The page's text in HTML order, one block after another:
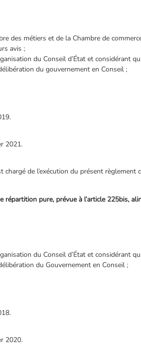
des métiers et de la Chambre de
avis ;
du Conseil d’État et considérant
du gouvernement en Conseil ;
2021.
de l’exécution du présent règlement
pure, prévue à l’article 225bis,
du Conseil d’État et considérant
du Gouvernement en Conseil ;
2020.